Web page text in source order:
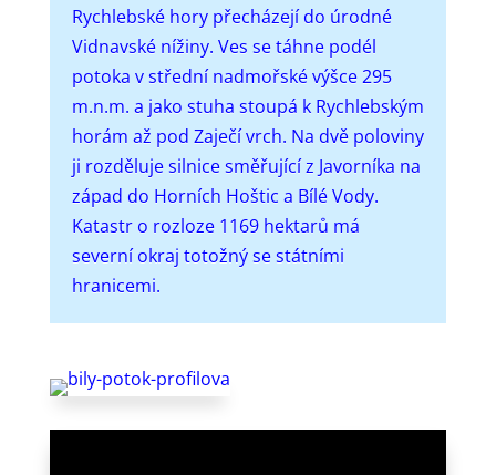
Rychlebské hory přecházejí do úrodné
Vidnavské nížiny. Ves se táhne podél
potoka v střední nadmořské výšce 295
m.n.m. a jako stuha stoupá k Rychlebským
horám až pod Zaječí vrch. Na dvě poloviny
ji rozděluje silnice směřující z Javorníka na
západ do Horních Hoštic a Bílé Vody.
Katastr o rozloze 1169 hektarů má
severní okraj totožný se státními
hranicemi.